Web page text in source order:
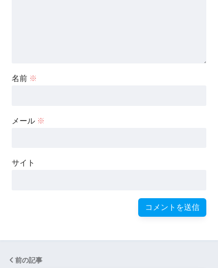
名前 ※
メール ※
サイト
前の記事